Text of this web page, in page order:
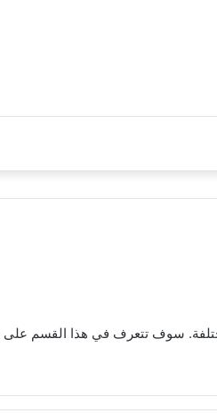
سوف تتعرف في هذا القسم